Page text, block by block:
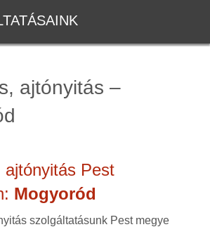
ajtónyitás –
ajtónyitás Pest
Mogyoród
szolgáltatásunk Pest megye